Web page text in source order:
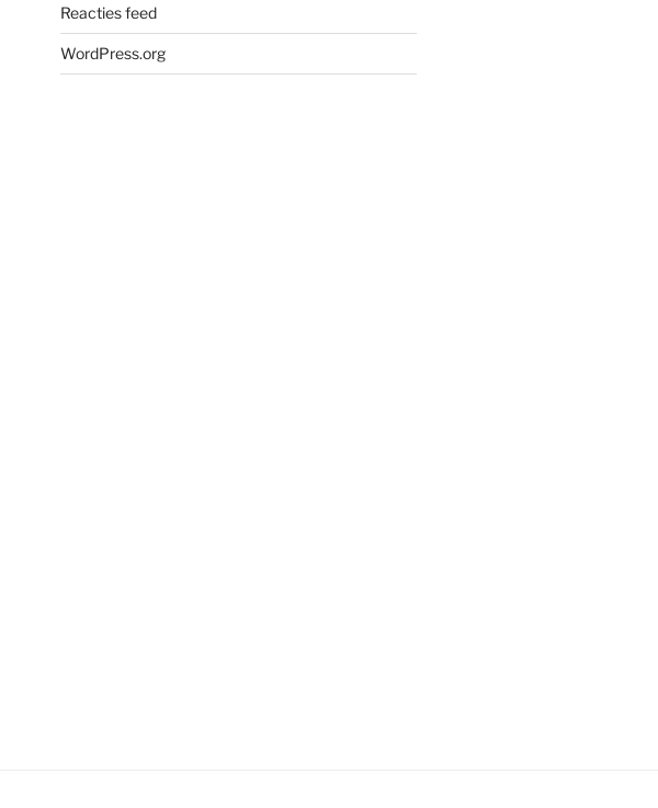
Reacties feed
WordPress.org